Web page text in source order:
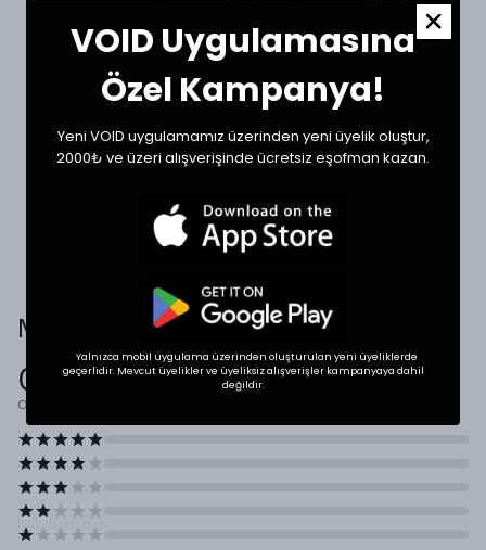
24 34 105
28 39 107
42
Müşteri Yorumları
0.0
Ortalama Puan
VOID Uygulamasına
Özel Kampanya!
Yeni VOID uygulamamız üzerinden yeni üyelik oluştur,
2000₺ ve üzeri alışverişinde ücretsiz eşofman kazan.
Yalnızca mobil uygulama üzerinden oluşturulan yeni üyeliklerde
geçerlidir. Mevcut üyelikler ve üyeliksiz alışverişler kampanyaya dahil
değildir.